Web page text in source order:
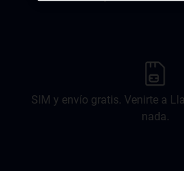
SIM y envío gratis. Venirte a
nada.